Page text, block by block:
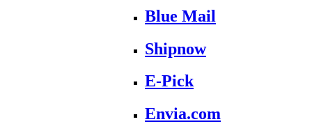
Blue Mail
Shipnow
E-Pick
Envia.com